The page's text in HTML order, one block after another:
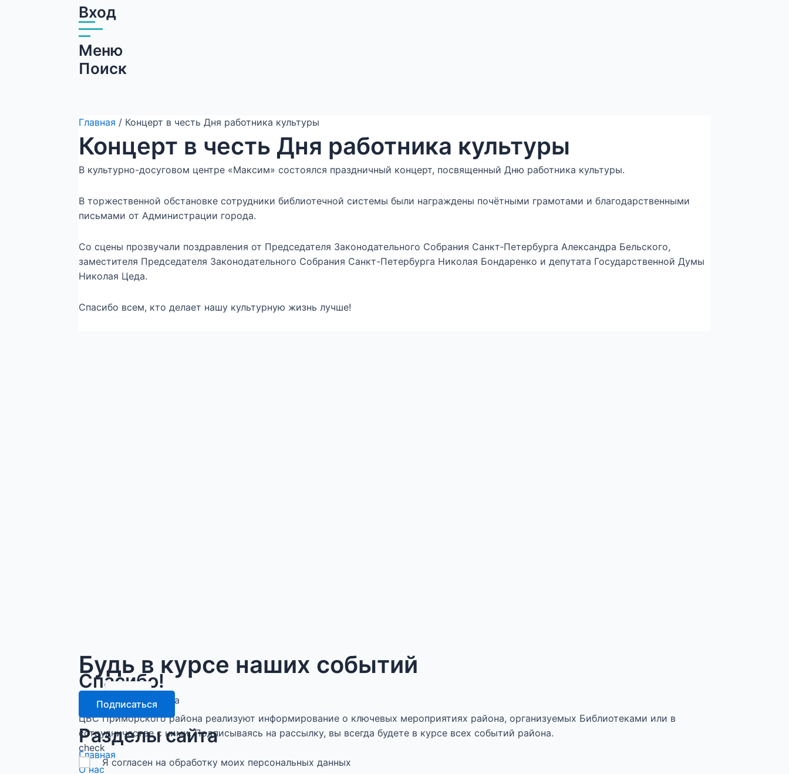
Вход
Меню
Поиск
Главная / Концерт в честь Дня работника культуры
Концерт в честь Дня работника культуры
В культурно-досуговом центре «Максим» состоялся праздничный концерт, посвященный Дню работника культуры.
В торжественной обстановке сотрудники библиотечной системы были награждены почётными грамотами и благодарственными
письмами от Администрации города.
Со сцены прозвучали поздравления от Председателя Законодательного Собрания Санкт‑Петербурга Александра Бельского,
заместителя Председателя Законодательного Собрания Санкт-Петербурга Николая Бондаренко и депутата Государственной Думы
Николая Цеда.
Спасибо всем, кто делает нашу культурную жизнь лучше!
Спасибо!
Подписка оформлена
Будь в курсе наших событий
email
ЦБС Приморского района реализуют информирование о ключевых мероприятиях района, организуемых Библиотеками или в
сотрудничестве с ними. Подписываясь на рассылку, вы всегда будете в курсе всех событий района.
check
Я согласен на обработку моих персональных данных
Подписаться
Разделы сайта
Главная
О нас